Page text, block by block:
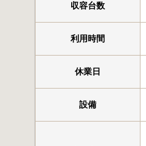
収容台数
利用時間
休業日
設備